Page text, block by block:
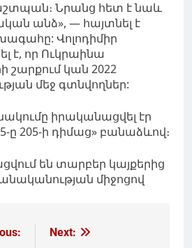
Նրանց հետ է նաև
անձ», — հայտնել է
Վոլոդիմիր
է, որ Ուկրաինա
շարքում կան 2022
մեջ գտնվողներ:
իրականացվել էր
ը 205-ի դիմաց» բանաձևով։
են տարբեր կայքերից
միջոցով
Next: